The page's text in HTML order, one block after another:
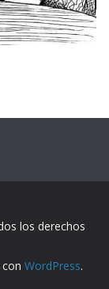
los derechos
WordPress.